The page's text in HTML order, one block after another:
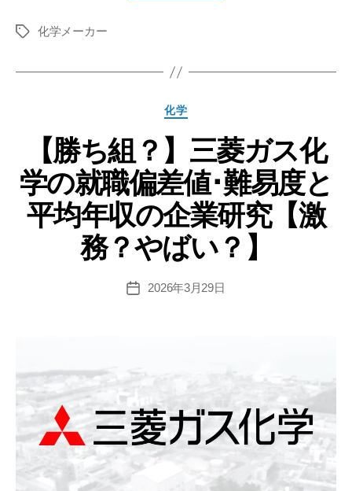
就
差
値･
難
易
度
と
均
業
研
究
務？
タ
化学メーカー
カ
ー
化学
【勝ち組？】三菱ガス化
学の就職偏差値･難易度と
平均年収の企業研究【激
務？やばい？】
投
2026年3月29日